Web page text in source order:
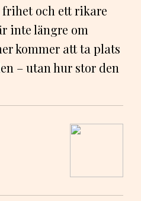
och ett rikare
inte längre om
kommer att ta plats
– utan hur stor den